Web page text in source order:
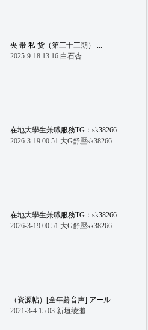
夹 带 私 货（第三十三期） ...
2025-9-18 13:16 白石杏
在地大學生兼職服務TG：sk38266 ...
2026-3-19 00:51 大G舒壓sk38266
在地大學生兼職服務TG：sk38266 ...
2026-3-19 00:51 大G舒壓sk38266
（资源帖）[全年龄音声] アール ...
2021-3-4 15:03 新垣绫濑